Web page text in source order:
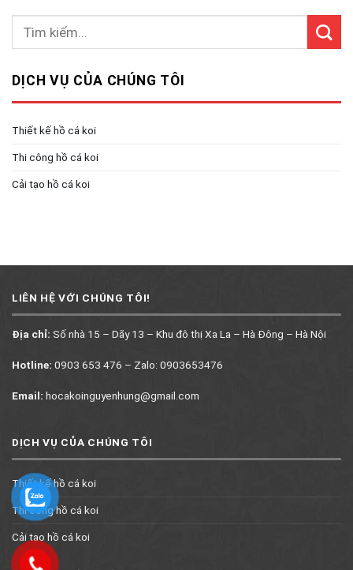
DỊCH VỤ CỦA CHÚNG TÔI
Thiết kế hồ cá koi
Thi công hồ cá koi
Cải tạo hồ cá koi
LIÊN HỆ VỚI CHÚNG TÔI!
Địa chỉ: Số nhà 15 – Dãy 13 – Khu đô thị Xa La – Hà Đông – Hà Nội
Hotline: 0903 653 476 – Zalo: 0903653476
Email: hocakoinguyenhung@gmail.com
DỊCH VỤ CỦA CHÚNG TÔI
Thiết kế hồ cá koi
Thi công hồ cá koi
Cải tạo hồ cá koi